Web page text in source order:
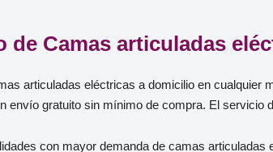
de Camas articuladas
articuladas eléctricas a domicilio en cualquier
envío gratuito sin mínimo de compra. El servicio
con mayor demanda de camas